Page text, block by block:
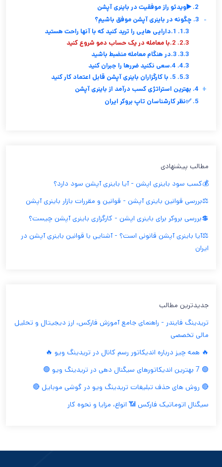
2. ▶️ویدئو راز موفقیت در باینری آپشن
3. چگونه در باینری آپشن موفق باشیم؟ -
1.3. 1.دارایی هایی را ترید کنید که با آنها راحت هستید
2.3. 2.با معامله در یک حساب دمو شروع کنید
3.3. 3.در هنگام معامله منضبط باشید
4.3. 4.سعی نکنید ضررها را جبران کنید
5.3. 5. با کارگزاران باینری آپشن قابل اعتماد کار کنید
4. بهترین استراتژی کسب درآمد از باینری آپشن +
5. ✅نظر کارشناسان تاپ بروکر ایران
مطالب پیشنهادی
💰کسب سود باینری اپشن - آیا باینری آپشن سود دارد؟
⚖️بررسی قوانین باینری آپشن - قوانین و مقررات بازار باینری آپشن
💲بررسی بروکر برای باینری اپشن - کارگزاری باینری آپشن چیست؟
⚖️آیا باینری آپشن قانونی است؟ - آشنایی با قوانین باینری آپشن در
ایران
جدیدترین مطالب
تریدینگ فایندر - راهنمای جامع آموزش فارکس، ارز دیجیتال و تحلیل
مالی تخصصی
🔥 همه چیز درباره اندیکاتور رسم کانال در تریدینگ ویو 🔥
🟢 7 بهترین اندیکاتورهای سیگنال دهی در تریدینگ ویو 🟢
🔴 روش های حذف تبلیغات تریدینگ ویو در گوشی موبایل 🔴
سیگنال اتوماتیک فارکس 📶 انواع، مزایا و نحوه کار